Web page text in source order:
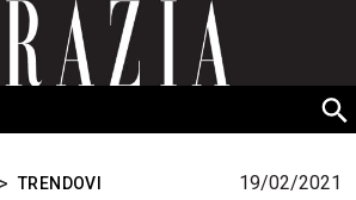
GRAZIA Srbija
> TRENDOVI 19/02/2021